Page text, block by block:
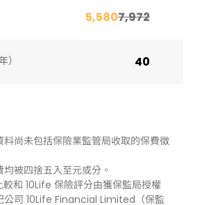
5,5807,972
）​ 40
料尚未包括保險業監管局收取的保費徵
被四捨五入至元或分。
較和 10Life 保險評分由獲保監局授權
公司 10Life Financial Limited（保監